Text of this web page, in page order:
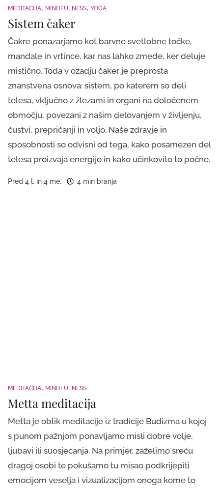
MEDITACIJA MINDFULNESS YOGA
Sistem čaker
Čakre ponazarjamo kot barvne svetlobne točke,
mandale in vrtince, kar nas lahko zmede, ker deluje
mistično. Toda v ozadju čaker je preprosta
znanstvena osnova: sistem, po katerem so deli
telesa, vključno z žlezami in organi na določenem
območju, povezani z našim delovanjem v življenju,
čustvi, prepričanji in voljo. Naše zdravje in
sposobnosti so odvisni od tega, kako posamezen del
telesa proizvaja energijo in kako učinkovito to počne.
Pred 4 l. in 4 me. 4 min branja
MEDITACIJA MINDFULNESS
Metta meditacija
Metta je oblik meditacije iz tradicije Budizma u kojoj
s punom pažnjom ponavljamo misli dobre volje,
ljubavi ili suosjećanja. Na primjer, zaželimo sreću
dragoj osobi te pokušamo tu misao podkrijepiti
emocijom veselja i vizualizacijom onoga kome to